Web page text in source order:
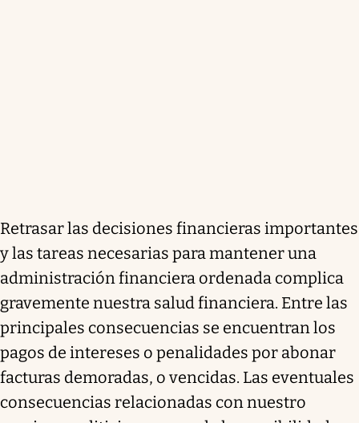
Retrasar las decisiones financieras importantes
y las tareas necesarias para mantener una
administración financiera ordenada complica
gravemente nuestra salud financiera. Entre las
principales consecuencias se encuentran los
pagos de intereses o penalidades por abonar
facturas demoradas, o vencidas. Las eventuales
consecuencias relacionadas con nuestro